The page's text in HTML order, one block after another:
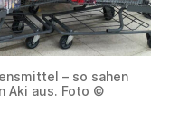
– so sahen
Aki aus. Foto ©